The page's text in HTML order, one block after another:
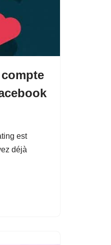
est
déjà